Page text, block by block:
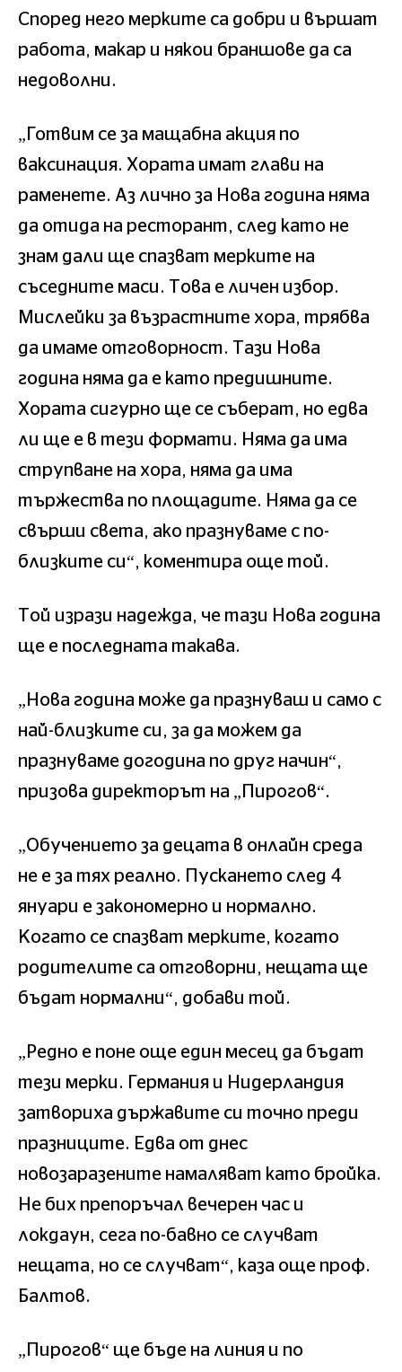
Според него мерките са добри и вършат
работа, макар и някои браншове да са
недоволни.
„Готвим се за мащабна акция по
ваксинация. Хората имат глави на
раменете. Аз лично за Нова година няма
да отида на ресторант, след като не
знам дали ще спазват мерките на
съседните маси. Това е личен избор.
Мислейки за възрастните хора, трябва
да имаме отговорност. Тази Нова
година няма да е като предишните.
Хората сигурно ще се съберат, но едва
ли ще е в тези формати. Няма да има
струпване на хора, няма да има
тържества по площадите. Няма да се
свърши света, ако празнуваме с по-
близките си“, коментира още той.
Той изрази надежда, че тази Нова година
ще е последната такава.
„Нова година може да празнуваш и само с
най-близките си, за да можем да
празнуваме догодина по друг начин“,
призова директорът на „Пирогов“.
„Обучението за децата в онлайн среда
не е за тях реално. Пускането след 4
януари е закономерно и нормално.
Когато се спазват мерките, когато
родителите са отговорни, нещата ще
бъдат нормални“, добави той.
„Редно е поне още един месец да бъдат
тези мерки. Германия и Нидерландия
затвориха държавите си точно преди
празниците. Едва от днес
новозаразените намаляват като бройка.
Не бих препоръчал вечерен час и
локдаун, сега по-бавно се случват
нещата, но се случват“, каза още проф.
Балтов.
„Пирогов“ ще бъде на линия и по